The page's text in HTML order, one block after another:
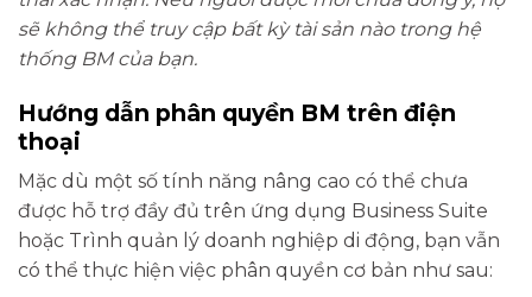
sẽ không thể truy cập bất kỳ tài sản nào trong hệ
thống BM của bạn.
Hướng dẫn phân quyền BM trên điện
thoại
Mặc dù một số tính năng nâng cao có thể chưa
được hỗ trợ đầy đủ trên ứng dụng Business Suite
hoặc Trình quản lý doanh nghiệp di động, bạn vẫn
có thể thực hiện việc phân quyền cơ bản như sau: